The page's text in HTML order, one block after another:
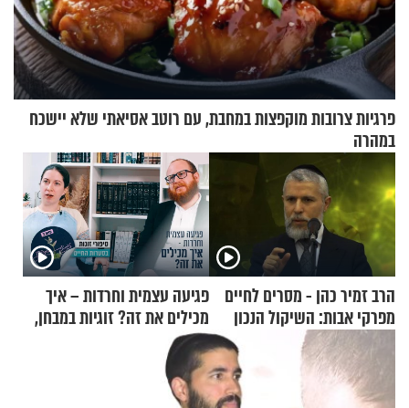
פרגיות צרובות מוקפצות במחבת, עם רוטב אסיאתי שלא יישכח
במהרה
הרב זמיר כהן - מסרים לחיים
מפרקי אבות: השיקול הנכון
פגיעה עצמית וחרדות – איך
מכילים את זה? זוגיות במבחן,
הפעם עם יהודית ואלתר כהן